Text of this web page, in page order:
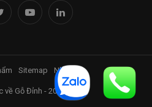
Sitemap Nhà Đỉnh
về Gỗ Đỉnh - 2017-2025